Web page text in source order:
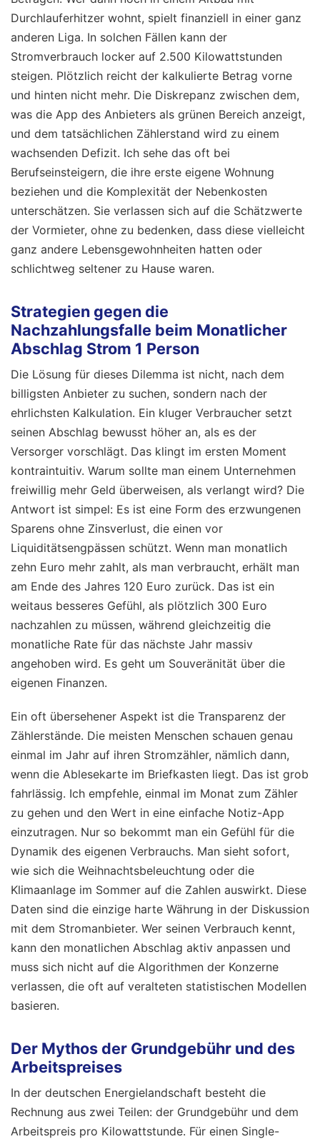
Durchlauferhitzer wohnt, spielt finanziell in einer ganz
anderen Liga. In solchen Fällen kann der
Stromverbrauch locker auf 2.500 Kilowattstunden
steigen. Plötzlich reicht der kalkulierte Betrag vorne
und hinten nicht mehr. Die Diskrepanz zwischen dem,
was die App des Anbieters als grünen Bereich anzeigt,
und dem tatsächlichen Zählerstand wird zu einem
wachsenden Defizit. Ich sehe das oft bei
Berufseinsteigern, die ihre erste eigene Wohnung
beziehen und die Komplexität der Nebenkosten
unterschätzen. Sie verlassen sich auf die Schätzwerte
der Vormieter, ohne zu bedenken, dass diese vielleicht
ganz andere Lebensgewohnheiten hatten oder
schlichtweg seltener zu Hause waren.
Strategien gegen die
Nachzahlungsfalle beim Monatlicher
Abschlag Strom 1 Person
Die Lösung für dieses Dilemma ist nicht, nach dem
billigsten Anbieter zu suchen, sondern nach der
ehrlichsten Kalkulation. Ein kluger Verbraucher setzt
seinen Abschlag bewusst höher an, als es der
Versorger vorschlägt. Das klingt im ersten Moment
kontraintuitiv. Warum sollte man einem Unternehmen
freiwillig mehr Geld überweisen, als verlangt wird? Die
Antwort ist simpel: Es ist eine Form des erzwungenen
Sparens ohne Zinsverlust, die einen vor
Liquiditätsengpässen schützt. Wenn man monatlich
zehn Euro mehr zahlt, als man verbraucht, erhält man
am Ende des Jahres 120 Euro zurück. Das ist ein
weitaus besseres Gefühl, als plötzlich 300 Euro
nachzahlen zu müssen, während gleichzeitig die
monatliche Rate für das nächste Jahr massiv
angehoben wird. Es geht um Souveränität über die
eigenen Finanzen.
Ein oft übersehener Aspekt ist die Transparenz der
Zählerstände. Die meisten Menschen schauen genau
einmal im Jahr auf ihren Stromzähler, nämlich dann,
wenn die Ablesekarte im Briefkasten liegt. Das ist grob
fahrlässig. Ich empfehle, einmal im Monat zum Zähler
zu gehen und den Wert in eine einfache Notiz-App
einzutragen. Nur so bekommt man ein Gefühl für die
Dynamik des eigenen Verbrauchs. Man sieht sofort,
wie sich die Weihnachtsbeleuchtung oder die
Klimaanlage im Sommer auf die Zahlen auswirkt. Diese
Daten sind die einzige harte Währung in der Diskussion
mit dem Stromanbieter. Wer seinen Verbrauch kennt,
kann den monatlichen Abschlag aktiv anpassen und
muss sich nicht auf die Algorithmen der Konzerne
verlassen, die oft auf veralteten statistischen Modellen
basieren.
Der Mythos der Grundgebühr und des
Arbeitspreises
In der deutschen Energielandschaft besteht die
Rechnung aus zwei Teilen: der Grundgebühr und dem
Arbeitspreis pro Kilowattstunde. Für einen Single-